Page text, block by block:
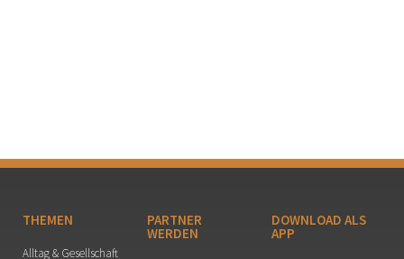
THEMEN
Alltag & Gesellschaft
PARTNER
WERDEN
DOWNLOAD ALS
APP